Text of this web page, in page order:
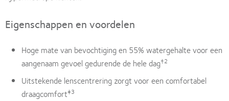
Eigenschappen en voordelen
Hoge mate van bevochtiging en 55% watergehalte voor een
aangenaam gevoel gedurende de hele dag†2
Uitstekende lenscentrering zorgt voor een comfortabel
draagcomfort‡3